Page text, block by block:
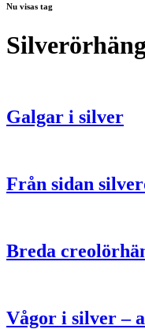
Nu visas tag
Galgar i silver
Från sidan
Breda
Vågor i silver –